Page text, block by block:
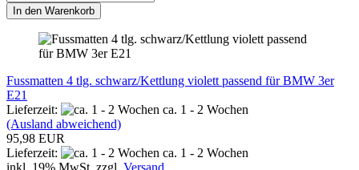
In den Warenkorb
Fussmatten 4 tlg. schwarz/Kettlung violett passend für BMW 3er
E21
Lieferzeit:
ca. 1 - 2 Wochen
(Ausland abweichend)
95,98 EUR
Lieferzeit:
ca. 1 - 2 Wochen
inkl. 19% MwSt. zzgl. Versand